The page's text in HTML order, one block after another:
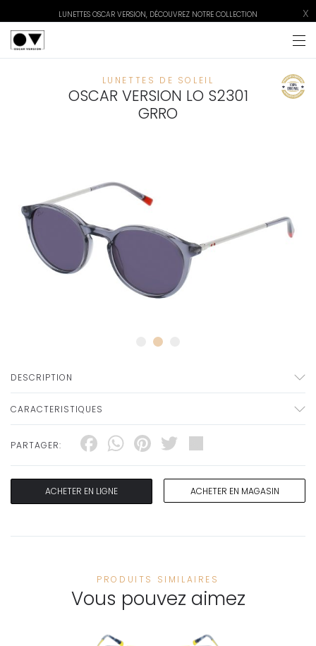
LUNETTES OSCAR VERSION, DÉCOUVREZ NOTRE COLLECTION X
LUNETTES DE SOLEIL
OSCAR VERSION LO S2301
GRRO
DESCRIPTION
CARACTERISTIQUES
PARTAGER: Facebook
WhatsApp
Pinterest
Twitter
ACHETER EN LIGNE ACHETER EN MAGASIN
PRODUITS SIMILAIRES
Vous pouvez aimez